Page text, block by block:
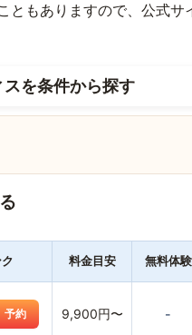
ともありますので、公式サ
を条件から探す
料金目安 無料体験
予約 9,900円〜 -